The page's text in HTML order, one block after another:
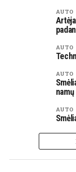
AUTO
AUTO
AUTO
AUTO